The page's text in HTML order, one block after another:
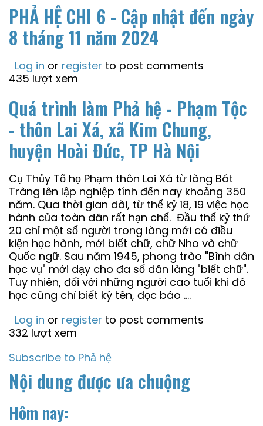
PHẢ HỆ CHI 6 - Cập nhật đến ngày
8 tháng 11 năm 2024
Log in or register to post comments
435 lượt xem
Quá trình làm Phả hệ - Phạm Tộc
- thôn Lai Xá, xã Kim Chung,
huyện Hoài Đức, TP Hà Nội
Cụ Thủy Tổ họ Phạm thôn Lai Xá từ làng Bát
Tràng lên lập nghiệp tính đến nay khoảng 350
năm. Qua thời gian dài, từ thế kỷ 18, 19 việc học
hành của toàn dân rất hạn chế. Đầu thế kỷ thứ
20 chỉ một số người trong làng mới có điều
kiện học hành, mới biết chữ, chữ Nho và chữ
Quốc ngữ. Sau năm 1945, phong trào "Bình dân
học vụ" mới dạy cho đa số dân làng "biết chữ".
Tuy nhiên, đối với những người cao tuổi khi đó
học cũng chỉ biết ký tên, đọc báo ....
Log in or register to post comments
332 lượt xem
Subscribe to Phả hệ
Nội dung được ưa chuộng
Hôm nay: